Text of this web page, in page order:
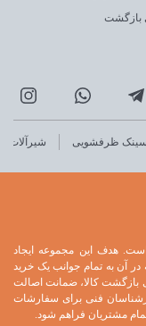
بازگشت
سینک ظرفشویی شیرآلات
است. هدف این مجموعه ایجاد
آن به تمام جوانب یک خرید
باشد. در همین راستا ضمانت 7 روزه‌ی بازگشت کالا، ضمانت اصالت
فنی برای سفارشات
مشتریان فراهم شود.